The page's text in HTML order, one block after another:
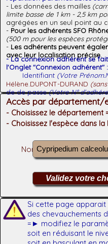
Facebook
- Les données des mailles
limite basse de 1 km - 2,5 km
agrégées en un seul point au
- Pour les adhérents SFO
(500 m pour les espèces
- Les adhérents peuvent
avec leur localisation précise.
- La connexion adhérent se
l'Onglet "Connexion adhérent" :
Identifiant (Votre
Hélène.DUPONT-DURAND
de de passe(Votre N°
- En cas de problème : =►
contre les robots
pour la visualiser. - Pour
Orchisauvage - Pour
Accès par département/
- Choisissez le département
- Choisissez l'espèce dans la
Nombre d'espèces
Si cette page
des chevauchements
=► modifiez le
soit en réduisant le